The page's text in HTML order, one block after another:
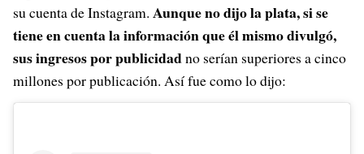
su cuenta de Instagram. Aunque no dijo la plata, si se
tiene en cuenta la información que él mismo divulgó,
sus ingresos por publicidadno serían superiores a cinco
millones por publicación. Así fue como lo dijo: